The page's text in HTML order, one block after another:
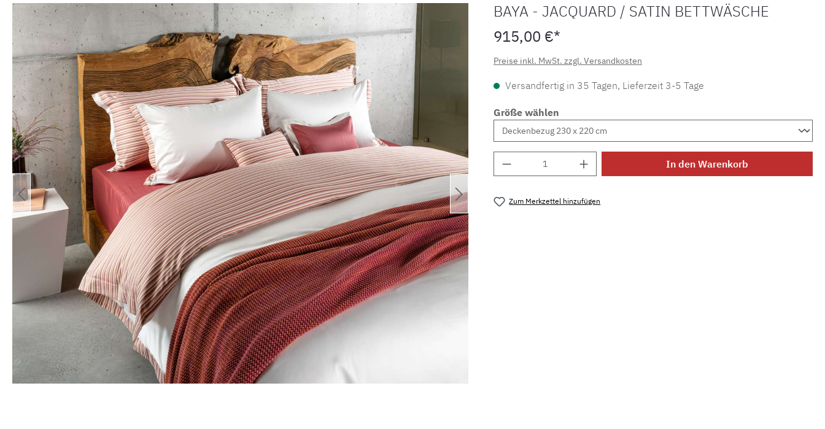
Bildergalerie überspringen
BAYA - JACQUARD / SATIN BETTWÄSCHE
915,00 €*
Preise inkl. MwSt. zzgl. Versandkosten
Versandfertig in 35 Tagen, Lieferzeit 3-5 Tage
Größe wählen
Produkt Anzahl: Gib den gewünschten Wert ein
In den Warenkorb
Zum Merkzettel hinzufügen